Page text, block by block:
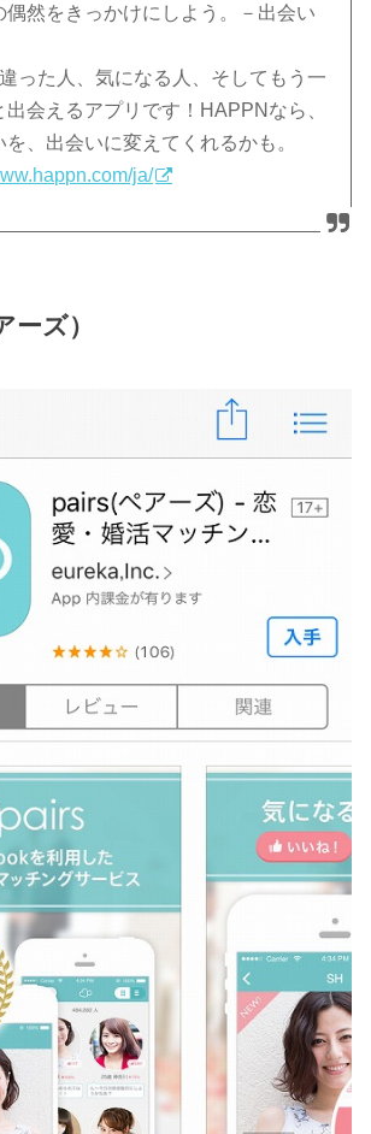
偶然をきっかけにしよう。－出会い
った人、気になる人、そしてもう一
出会えるアプリです！HAPPNなら、
、出会いに変えてくれるかも。
ja/
ズ）